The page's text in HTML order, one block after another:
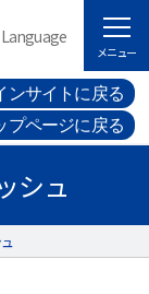
ンサイトに戻る
プページに戻る
Language
メニュー
シュ